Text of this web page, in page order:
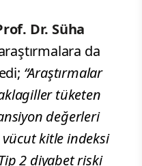
Dr. Süha
da
“Araştırmalar
tüketen
değerleri
kitle indeksi
2 diyabet riski